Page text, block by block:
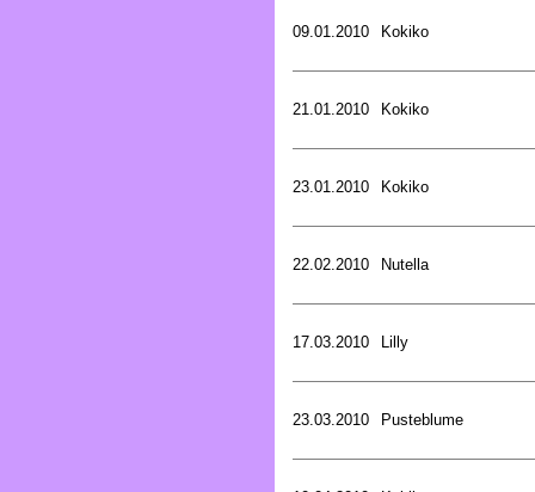
09.01.2010 Kokiko
21.01.2010 Kokiko
23.01.2010 Kokiko
22.02.2010 Nutella
17.03.2010 Lilly
23.03.2010 Pusteblume